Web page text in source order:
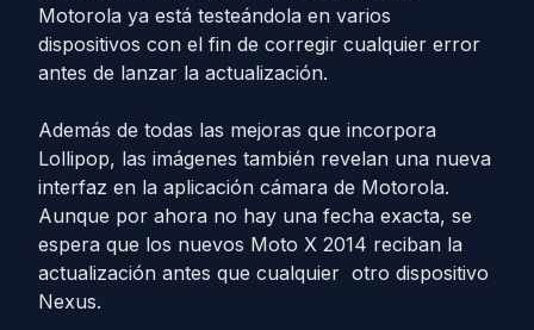
Motorola ya está testeándola en varios
dispositivos con el fin de corregir cualquier error
antes de lanzar la actualización.
Además de todas las mejoras que incorpora
Lollipop, las imágenes también revelan una nueva
interfaz en la aplicación cámara de Motorola.
Aunque por ahora no hay una fecha exacta, se
espera que los nuevos Moto X 2014 reciban la
actualización antes que cualquier otro dispositivo
Nexus.